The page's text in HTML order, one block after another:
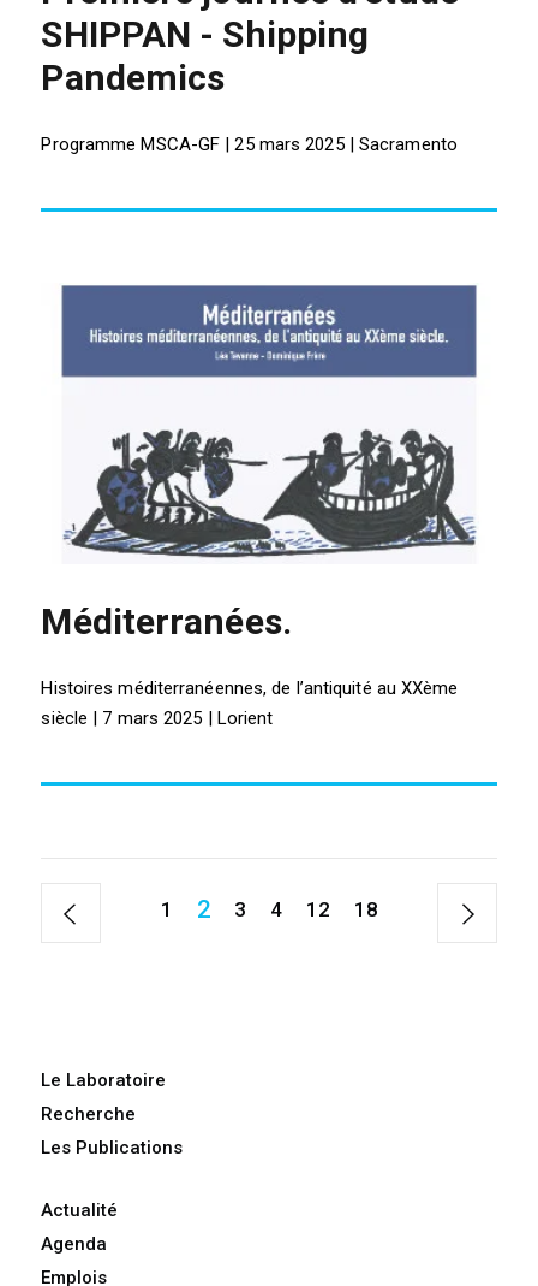
SHIPPAN - Shipping
Pandemics
Programme MSCA-GF | 25 mars 2025 | Sacramento
Méditerranées.
Histoires méditerranéennes, de l’antiquité au XXème
siècle | 7 mars 2025 | Lorient
1 2 3 4 12 18
Le Laboratoire
Recherche
Les Publications
Actualité
Agenda
Emplois